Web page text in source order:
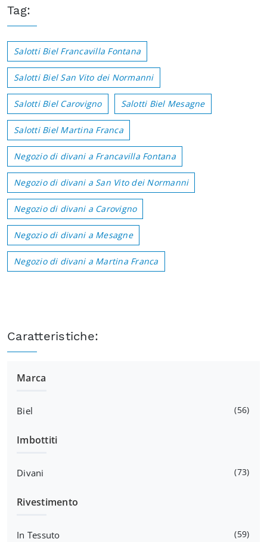
Tag:
Salotti Biel Francavilla Fontana
Salotti Biel San Vito dei Normanni
Salotti Biel Carovigno Salotti Biel Mesagne
Salotti Biel Martina Franca
Negozio di divani a Francavilla Fontana
Negozio di divani a San Vito dei Normanni
Negozio di divani a Carovigno
Negozio di divani a Mesagne
Negozio di divani a Martina Franca
Caratteristiche:
Marca
Biel 56
Imbottiti
Divani 73
Rivestimento
In Tessuto 59